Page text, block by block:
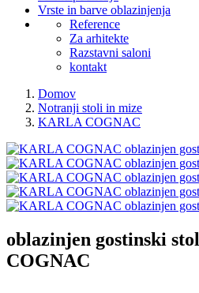
Vrste in barve oblazinjenja
Reference
Za arhitekte
Razstavni saloni
kontakt
Domov
Notranji stoli in mize
KARLA COGNAC
oblazinjen gostinski stol
COGNAC